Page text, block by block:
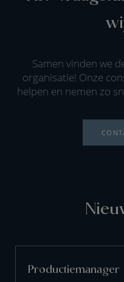
Samen vinden we
organisatie! Onze
helpen en nemen zo
Productiemanager